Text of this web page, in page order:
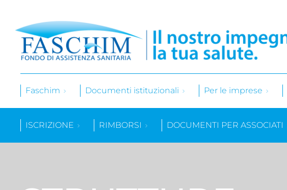
Faschim Documenti istituzionali Per le imprese
ISCRIZIONE RIMBORSI DOCUMENTI PER ASSOCIATI